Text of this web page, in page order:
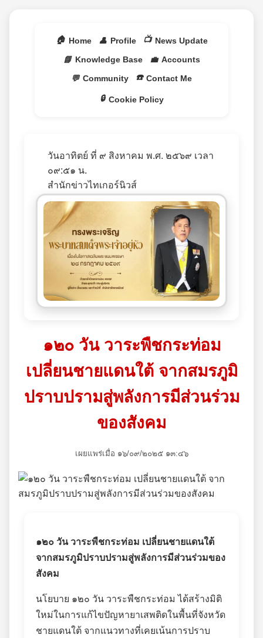
🏠 Home 👤 Profile 📺 News Update
📘 Knowledge Base 💼 Accounts
💬 Community ☎️ Contact Me
🔒 Cookie Policy
วันอาทิตย์ ที่ ๙ สิงหาคม พ.ศ. ๒๕๖๙ เวลา
๐๙:๕๑ น.
สำนักข่าวไทเกอร์นิวส์
๑๒๐ วัน วาระพืชกระท่อม
เปลี่ยนชายแดนใต้ จากสมรภูมิ
ปราบปรามสู่พลังการมีส่วนร่วม
ของสังคม
เผยแพร่เมื่อ ๑๖/๐๙/๒๐๒๕ ๑๓:๔๖
๑๒๐ วัน วาระพืชกระท่อม เปลี่ยนชายแดนใต้
จากสมรภูมิปราบปรามสู่พลังการมีส่วนร่วมของ
สังคม
นโยบาย ๑๒๐ วัน วาระพืชกระท่อม ได้สร้างมิติ
ใหม่ในการแก้ไขปัญหายาเสพติดในพื้นที่จังหวัด
ชายแดนใต้ จากแนวทางที่เคยเน้นการปราบ